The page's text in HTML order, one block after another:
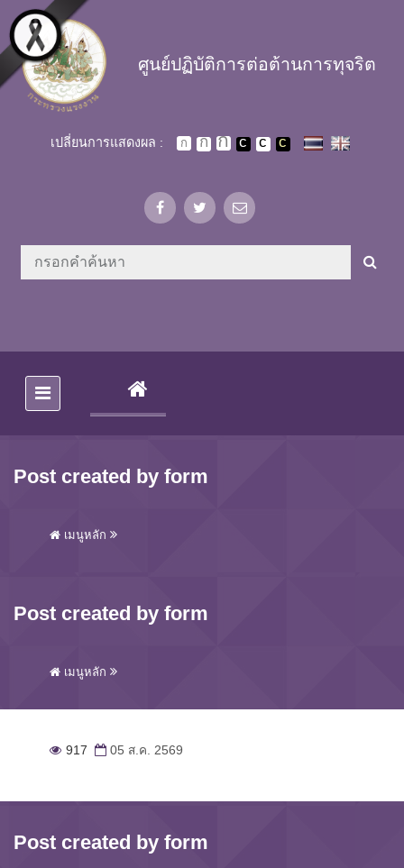
Skip to main content
ศูนย์ปฏิบัติการต่อต้านการทุจริต
เปลี่ยนการแสดงผล :
(CURRENT)
Post created by form
เมนูหลัก
Post created by form
เมนูหลัก
917 05 ส.ค. 2569
Post created by form